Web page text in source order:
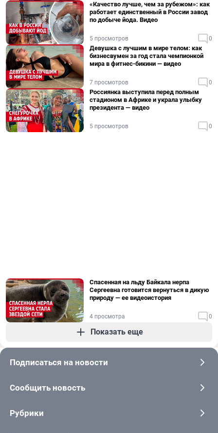
«Качество лучше, чем за рубежом»: как
работает единственный в России завод
по добыче йода. Видео
5 просмотров 0
Девушка с лучшим в мире телом: как
бизнесвумен за год стала чемпионкой
мира в фитнес-бикини — видео
7 просмотров 0
Россиянка выступила перед полным
стадионом в Африке и украла улыбку
президента — видео
5 просмотров 0
Спасенная на льду Байкала нерпа
Сергеевна готовится вернуться в дикую
природу — ее видеоистория
4 просмотра 0
Показать еще
Подписаться на новости
Сообщить новость
Рубрики